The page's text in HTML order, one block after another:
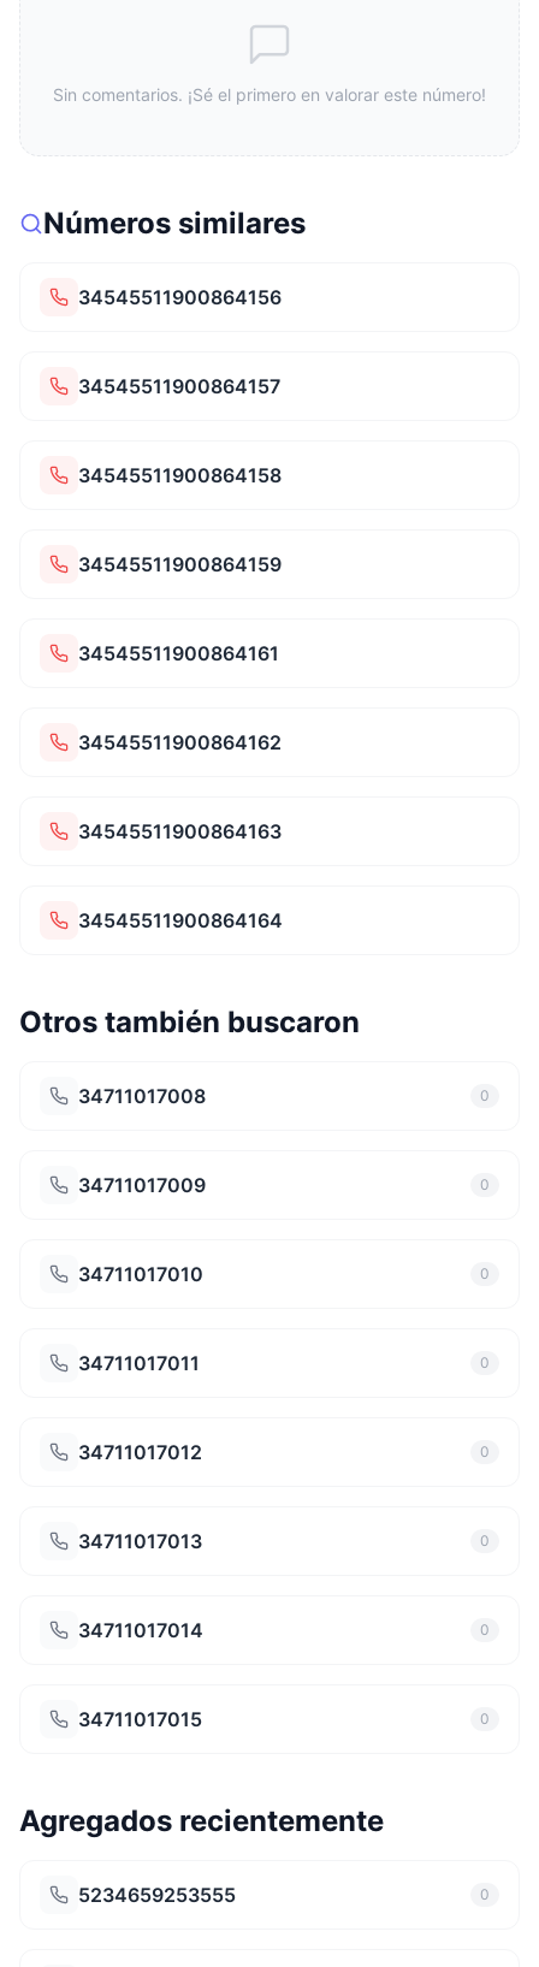
Sin comentarios. ¡Sé el primero en valorar este número!
Números similares
34545511900864156
34545511900864157
34545511900864158
34545511900864159
34545511900864161
34545511900864162
34545511900864163
34545511900864164
Otros también buscaron
34711017008 0
34711017009 0
34711017010 0
34711017011 0
34711017012 0
34711017013 0
34711017014 0
34711017015 0
Agregados recientemente
5234659253555 0